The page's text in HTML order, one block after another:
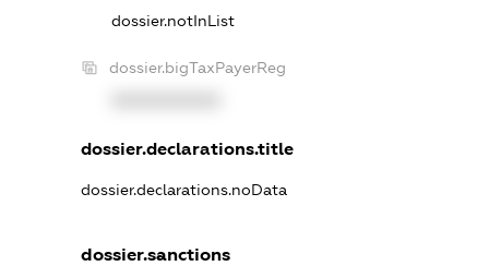
dossier.notInList
dossier.bigTaxPayerReg
dossier.declarations.title
dossier.declarations.noData
dossier.sanctions